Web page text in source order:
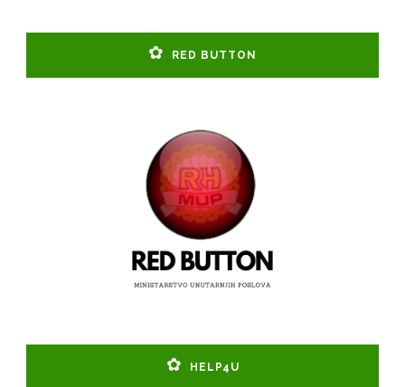
RED BUTTON
HELP4U